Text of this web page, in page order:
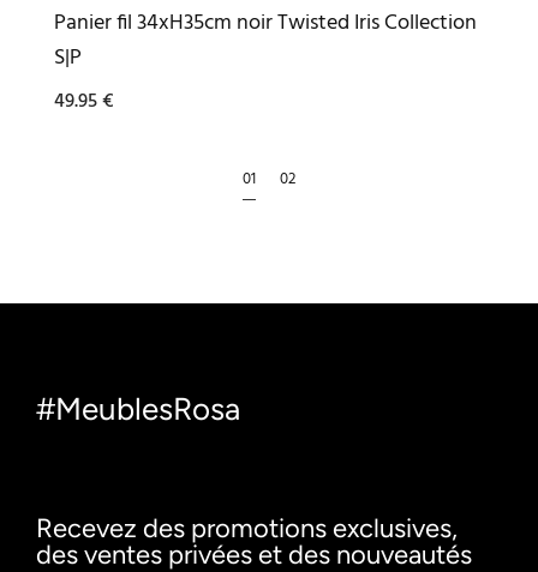
Panier fil 34xH35cm noir Twisted Iris Collection
S|P
49.95€
1 2
#MeublesRosa
Recevez des promotions exclusives,
des ventes privées et des nouveautés